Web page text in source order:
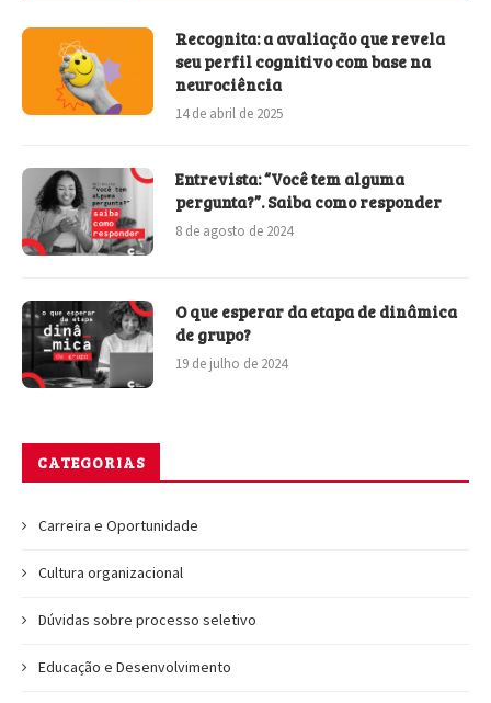
Recognita: a avaliação que revela
seu perfil cognitivo com base na
neurociência
14 de abril de 2025
Entrevista: “Você tem alguma
pergunta?”. Saiba como responder
8 de agosto de 2024
O que esperar da etapa de dinâmica
de grupo?
19 de julho de 2024
CATEGORIAS
Carreira e Oportunidade
Cultura organizacional
Dúvidas sobre processo seletivo
Educação e Desenvolvimento